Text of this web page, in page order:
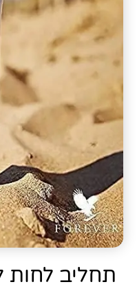
תחליב לחות